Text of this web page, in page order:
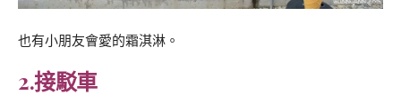
也有小朋友會愛的霜淇淋。
2.接駁車